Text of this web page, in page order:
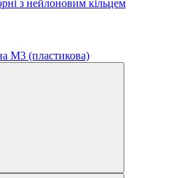
з нейлоновим кільцем